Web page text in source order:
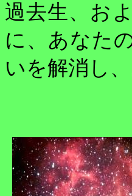
過去生、お
に、あなた
いを解消し